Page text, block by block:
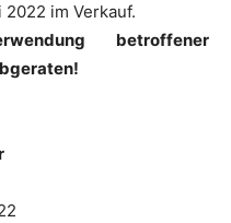
im Verkauf.
betroffener